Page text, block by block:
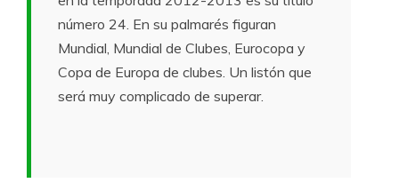
número 24. En su palmarés figuran
Mundial, Mundial de Clubes, Eurocopa y
Copa de Europa de clubes. Un listón que
será muy complicado de superar.